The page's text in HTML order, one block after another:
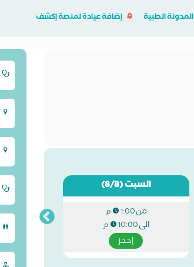
المدونة الطبية إضافة عيادة لمنصة إكشف
السبت(8/8)
من1:00 م
الى10:00 م
إحجز